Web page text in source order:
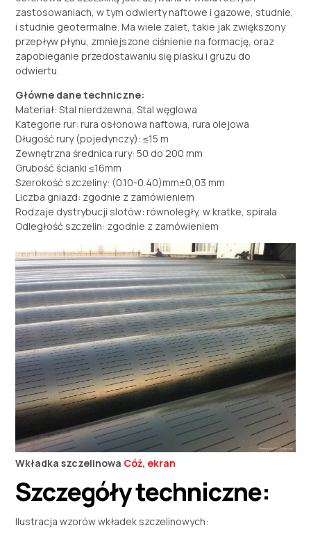
zastosowaniach, w tym odwierty naftowe i gazowe, studnie,
i studnie geotermalne. Ma wiele zalet, takie jak zwiększony
przepływ płynu, zmniejszone ciśnienie na formację, oraz
zapobieganie przedostawaniu się piasku i gruzu do
odwiertu.
Główne dane techniczne:
Materiał: Stal nierdzewna, Stal węglowa
Kategorie rur: rura osłonowa naftowa, rura olejowa
Długość rury (pojedynczy): ≤15 m
Zewnętrzna średnica rury: 50 do 200 mm
Grubość ścianki ≤16mm
Szerokość szczeliny: (0.10-0.40)mm±0,03 mm
Liczba gniazd: zgodnie z zamówieniem
Rodzaje dystrybucji slotów: równoległy, w kratke, spirala
Odległość szczelin: zgodnie z zamówieniem
Wkładka szczelinowa Cóż, ekran
Szczegóły techniczne:
Ilustracja wzorów wkładek szczelinowych: